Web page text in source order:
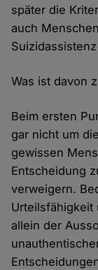
später die
auch
Was ist davon
Beim ersten
gar nicht um
gewissen
Entscheidung
verweigern.
Urteilsfähigkeit
allein der